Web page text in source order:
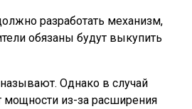
разработать механизм,
обязаны будут выкупить
Однако в случай
мощности из-за расширения